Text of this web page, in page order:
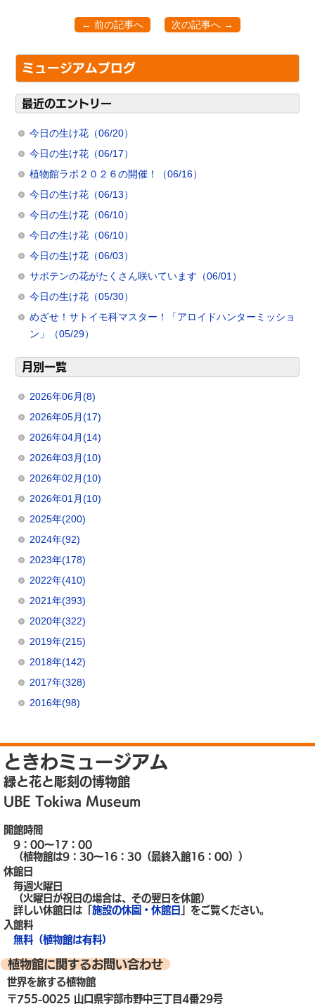
← 前の記事へ 次の記事へ →
ミュージアムブログ
最近のエントリー
今日の生け花（06/20）
今日の生け花（06/17）
植物館ラボ２０２６の開催！（06/16）
今日の生け花（06/13）
今日の生け花（06/10）
今日の生け花（06/10）
今日の生け花（06/03）
サボテンの花がたくさん咲いています（06/01）
今日の生け花（05/30）
めざせ！サトイモ科マスター！「アロイドハンターミッショ
ン」（05/29）
月別一覧
2026年06月(8)
2026年05月(17)
2026年04月(14)
2026年03月(10)
2026年02月(10)
2026年01月(10)
2025年(200)
2024年(92)
2023年(178)
2022年(410)
2021年(393)
2020年(322)
2019年(215)
2018年(142)
2017年(328)
2016年(98)
ときわミュージアム
緑と花と彫刻の博物館
UBE Tokiwa Museum
開館時間
9：00～17：00
（植物館は9：30～16：30（最終入館16：00））
休館日
毎週火曜日
（火曜日が祝日の場合は、その翌日を休館）
詳しい休館日は「施設の休園・休館日
」をご覧ください。
入館料
無料（植物館は有料）
植物館に関するお問い合わせ
世界を旅する植物館
〒755-0025 山口県宇部市野中三丁目4番29号